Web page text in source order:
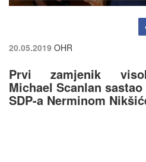
20.05.2019 OHR
Prvi zamjenik
Michael Scanlan
SDP-a Nerminom